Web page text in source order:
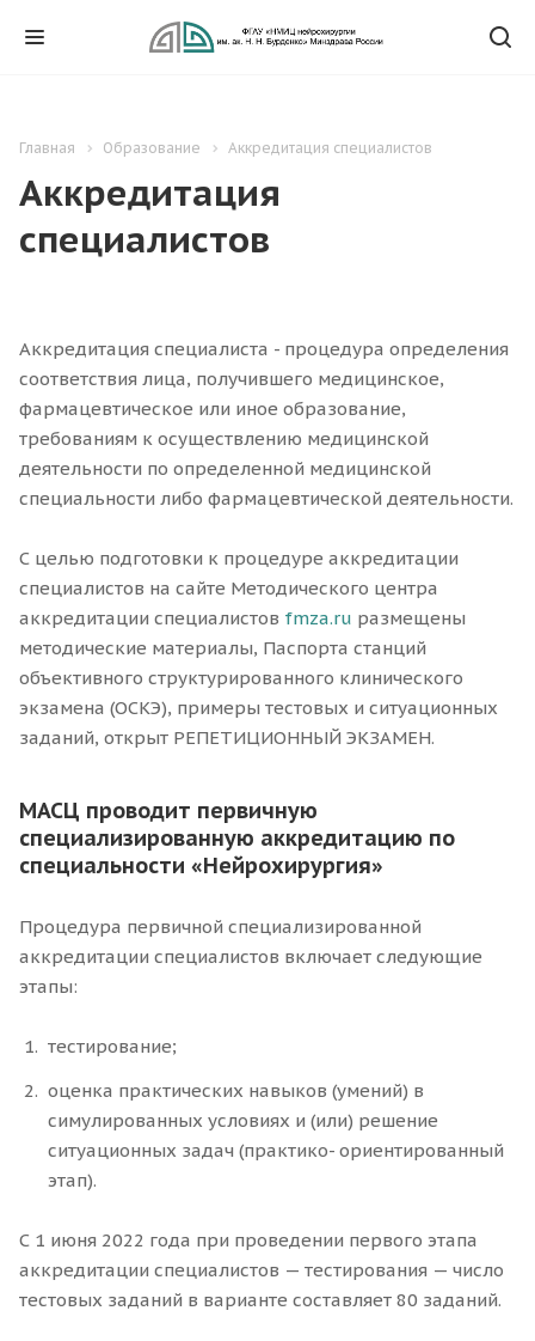
Главная Образование Аккредитация специалистов
Аккредитация
специалистов
Аккредитация специалиста - процедура определения
соответствия лица, получившего медицинское,
фармацевтическое или иное образование,
требованиям к осуществлению медицинской
деятельности по определенной медицинской
специальности либо фармацевтической деятельности.
С целью подготовки к процедуре аккредитации
специалистов на сайте Методического центра
аккредитации специалистов fmza.ru размещены
методические материалы, Паспорта станций
объективного структурированного клинического
экзамена (ОСКЭ), примеры тестовых и ситуационных
заданий, открыт РЕПЕТИЦИОННЫЙ ЭКЗАМЕН.
МАСЦ проводит первичную
специализированную аккредитацию по
специальности «Нейрохирургия»
Процедура первичной специализированной
аккредитации специалистов включает следующие
этапы:
тестирование;
оценка практических навыков (умений) в
симулированных условиях и (или) решение
ситуационных задач (практико- ориентированный
этап).
С 1 июня 2022 года при проведении первого этапа
аккредитации специалистов — тестирования — число
тестовых заданий в варианте составляет 80 заданий.